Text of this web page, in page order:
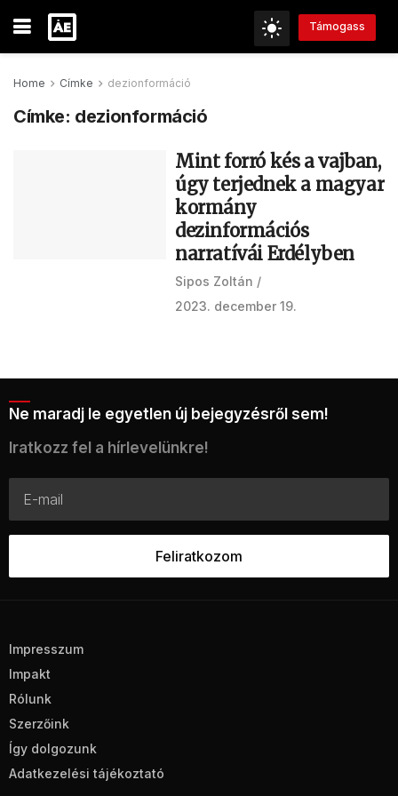
Támogass
Home Címke dezionformáció
Címke: dezionformáció
Mint forró kés a vajban,
úgy terjednek a magyar
kormány
dezinformációs
narratívái Erdélyben
Sipos Zoltán
2023. december 19.
Ne maradj le egyetlen új bejegyzésről sem!
Iratkozz fel a hírlevelünkre!
Impresszum
Impakt
Rólunk
Szerzőink
Így dolgozunk
Adatkezelési tájékoztató